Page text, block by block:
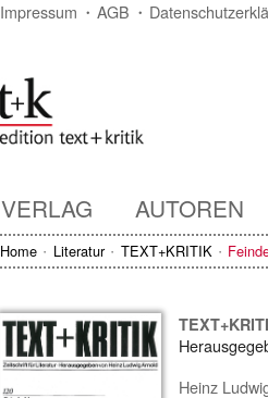
Impressum AGB
VERLAG AUTOREN
Home Literatur TEXT+KRITIK
Heinz